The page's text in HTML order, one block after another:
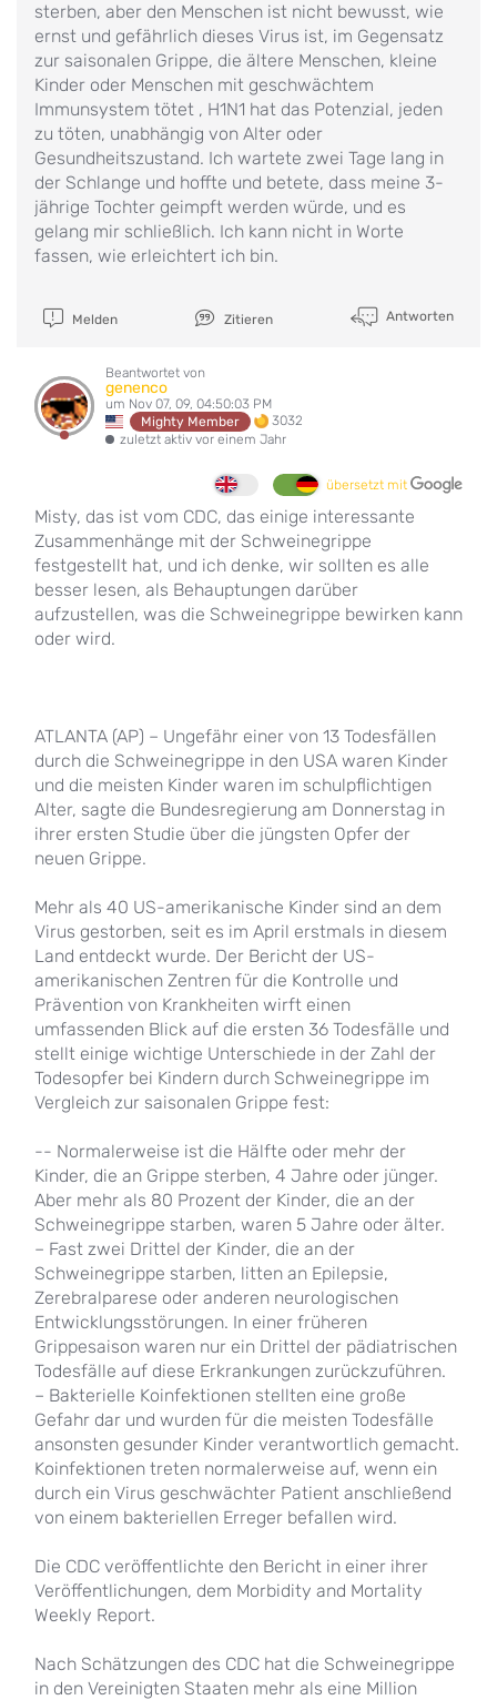
sterben, aber den Menschen ist nicht bewusst, wie
ernst und gefährlich dieses Virus ist, im Gegensatz
zur saisonalen Grippe, die ältere Menschen, kleine
Kinder oder Menschen mit geschwächtem
Immunsystem tötet , H1N1 hat das Potenzial, jeden
zu töten, unabhängig von Alter oder
Gesundheitszustand. Ich wartete zwei Tage lang in
der Schlange und hoffte und betete, dass meine 3-
jährige Tochter geimpft werden würde, und es
gelang mir schließlich. Ich kann nicht in Worte
fassen, wie erleichtert ich bin.
Melden Zitieren Antworten
Beantwortet von
genenco
um Nov 07, 09, 04:50:03 PM
Mighty Member
3032
zuletzt aktiv vor einem Jahr
übersetzt mit
Misty, das ist vom CDC, das einige interessante
Zusammenhänge mit der Schweinegrippe
festgestellt hat, und ich denke, wir sollten es alle
besser lesen, als Behauptungen darüber
aufzustellen, was die Schweinegrippe bewirken kann
oder wird.
ATLANTA (AP) – Ungefähr einer von 13 Todesfällen
durch die Schweinegrippe in den USA waren Kinder
und die meisten Kinder waren im schulpflichtigen
Alter, sagte die Bundesregierung am Donnerstag in
ihrer ersten Studie über die jüngsten Opfer der
neuen Grippe.
Mehr als 40 US-amerikanische Kinder sind an dem
Virus gestorben, seit es im April erstmals in diesem
Land entdeckt wurde. Der Bericht der US-
amerikanischen Zentren für die Kontrolle und
Prävention von Krankheiten wirft einen
umfassenden Blick auf die ersten 36 Todesfälle und
stellt einige wichtige Unterschiede in der Zahl der
Todesopfer bei Kindern durch Schweinegrippe im
Vergleich zur saisonalen Grippe fest:
-- Normalerweise ist die Hälfte oder mehr der
Kinder, die an Grippe sterben, 4 Jahre oder jünger.
Aber mehr als 80 Prozent der Kinder, die an der
Schweinegrippe starben, waren 5 Jahre oder älter.
– Fast zwei Drittel der Kinder, die an der
Schweinegrippe starben, litten an Epilepsie,
Zerebralparese oder anderen neurologischen
Entwicklungsstörungen. In einer früheren
Grippesaison waren nur ein Drittel der pädiatrischen
Todesfälle auf diese Erkrankungen zurückzuführen.
– Bakterielle Koinfektionen stellten eine große
Gefahr dar und wurden für die meisten Todesfälle
ansonsten gesunder Kinder verantwortlich gemacht.
Koinfektionen treten normalerweise auf, wenn ein
durch ein Virus geschwächter Patient anschließend
von einem bakteriellen Erreger befallen wird.
Die CDC veröffentlichte den Bericht in einer ihrer
Veröffentlichungen, dem Morbidity and Mortality
Weekly Report.
Nach Schätzungen des CDC hat die Schweinegrippe
in den Vereinigten Staaten mehr als eine Million